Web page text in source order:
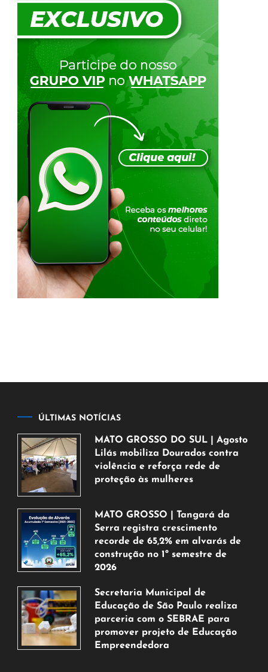
ÚLTIMAS NOTÍCIAS
MATO GROSSO DO SUL | Agosto
Lilás mobiliza Dourados contra
violência e reforça rede de
proteção às mulheres
de
agosto
de
2026
MATO GROSSO | Tangará da
Serra registra crescimento
recorde de 65,2% em alvarás de
construção no 1º semestre de
2026
de
agosto
de
2026
Secretaria Municipal de
Educação de São Paulo realiza
parceria com o SEBRAE para
promover projeto de Educação
Empreendedora